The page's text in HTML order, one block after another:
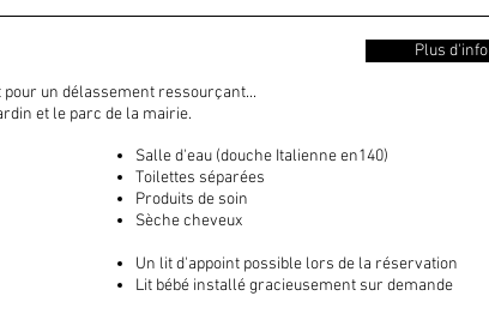
un délassement ressourçant...
et le parc de la mairie.
Plus d'info
Salle d'eau (douche Italienne en140)
Toilettes séparées
Produits de soin
Sèche cheveux​
Un lit d'appoint possible lors de la réservation
Lit bébé installé gracieusement sur demande